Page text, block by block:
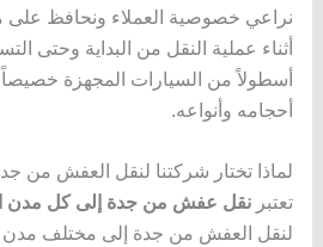
نراعي خصوصية العملاء ونحافظ على
أثناء عملية النقل من البداية وحتى
أسطولاً من السيارات المجهزة
أحجامه وأنواعه.
لماذا تختار شركتنا لنقل العفش من
تعتبر نقل عفش من جدة إلى كل مدن
لنقل العفش من جدة إلى مختلف مدن